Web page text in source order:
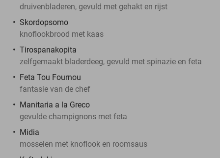
druivenbladeren, gevuld met gehakt en rijst
Skordopsomo
knoflookbrood met kaas
Tirospanakopita
zelfgemaakt bladerdeeg, gevuld met spinazie en feta
Feta Tou Fournou
fantasie van de chef
Manitaria a la Greco
gevulde champignons met feta
Midia
mosselen met knoflook en roomsaus